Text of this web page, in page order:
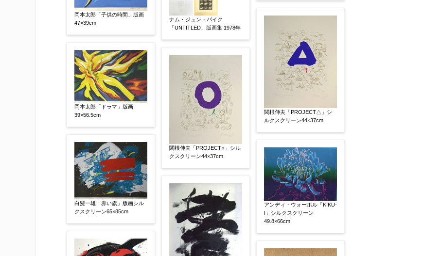
その他 【任意】
※添付画像は5MBまでのjpg、gif、pig、pdf形式にてお送りください。
※追加や複数点ある場合はフォーム送信後に送られてくる送信確認メール記載のアドレスから
もお送り頂けます。
お客様情報をご入力ください。
岡本太郎「子供の時間」版画
47×39cm
岡本太郎「ドラマ」版画
39×56.5cm
白髪一雄「赤い旗」版画シル
クスクリーン65×85cm
ナム・ジュン・パイク
「UNTITLED」版画集 1978年
関根伸夫「PROJECT○」シル
クスクリーン44×37cm
関根伸夫「PROJECT△」シ
ルクスクリーン44×37cm
アンディ・ウォーホル「KIKU-
I」シルクスクリーン
49.8×66cm